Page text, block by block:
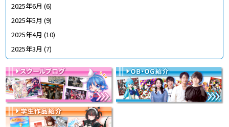
2025年6月 (6)
2025年5月 (9)
2025年4月 (10)
2025年3月 (7)